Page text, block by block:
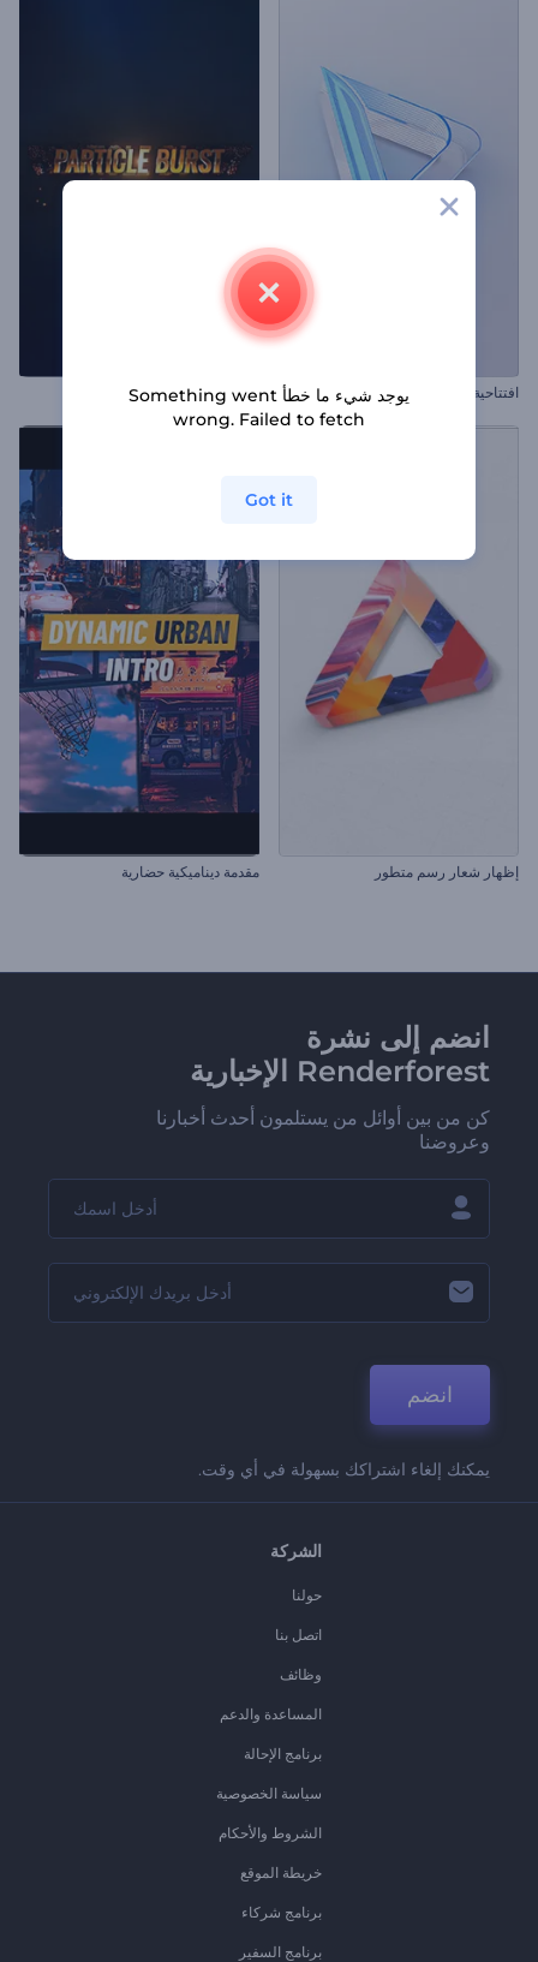
افتتاحية واضحة لامعة إظهار شعار الجسيمات المنفجرة
إظهار شعار رسم متطور مقدمة ديناميكية حضارية
انضم إلى نشرة
Renderforest الإخبارية
كن من بين أوائل من يستلمون أحدث أخبارنا
وعروضنا
انضم
يمكنك إلغاء اشتراكك بسهولة في أي وقت.
الشركة
حولنا
اتصل بنا
وظائف
المساعدة والدعم
برنامج الإحالة
سياسة الخصوصية
الشروط والأحكام
خريطة الموقع
برنامج شركاء
برنامج السفير
يوجد شيء ما خطأ Something went
wrong. Failed to fetch
Got it